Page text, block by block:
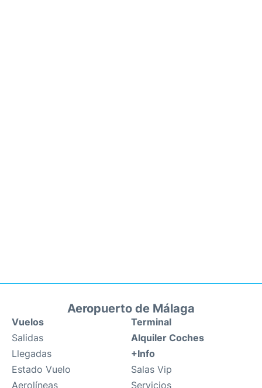
Aeropuerto de Málaga
Vuelos
Salidas
Llegadas
Estado Vuelo
Aerolíneas
Terminal
Alquiler Coches
+Info
Salas Vip
Servicios